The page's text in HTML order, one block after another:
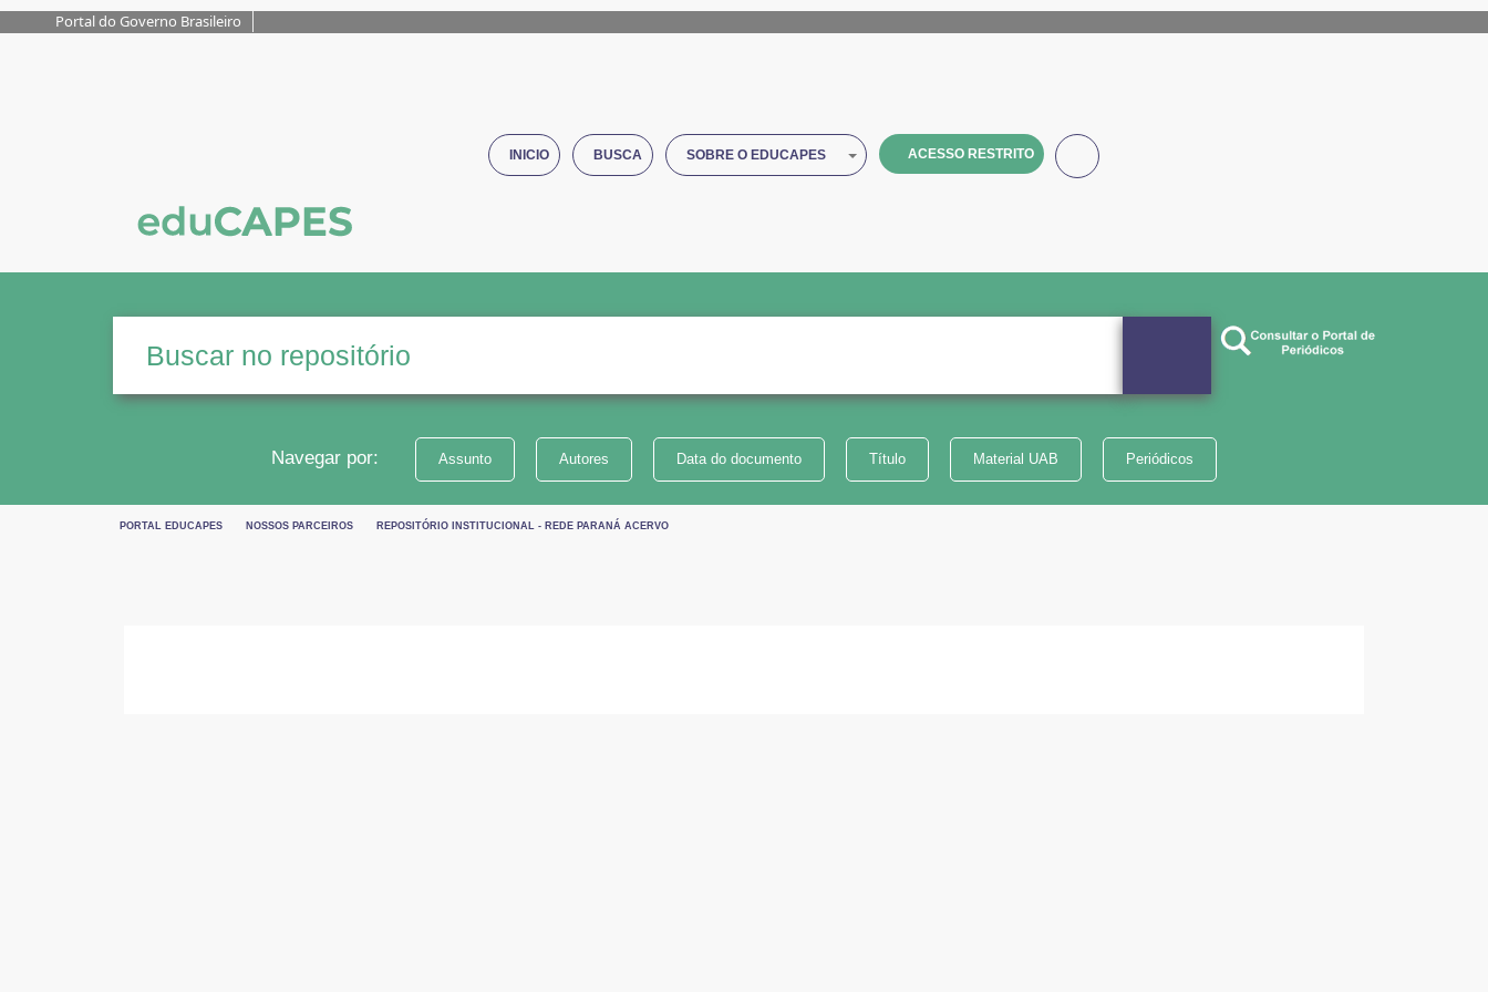
Portal do Governo Brasileiro
INICIO BUSCA SOBRE O EDUCAPES ACESSO RESTRITO
Navegar por: Assunto Autores Data do documento Título Material UAB Periódicos
PORTAL EDUCAPES NOSSOS PARCEIROS REPOSITÓRIO INSTITUCIONAL - REDE PARANÁ ACERVO